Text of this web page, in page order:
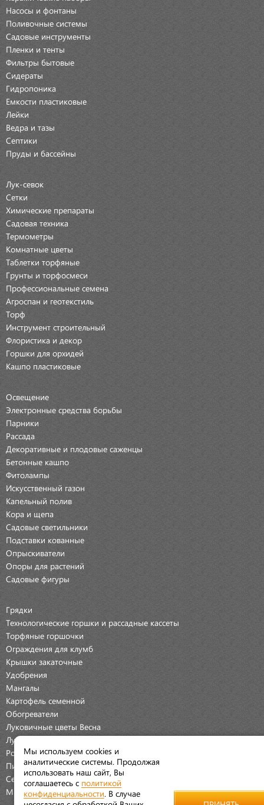
Насосы и фонтаны
Поливочные системы
Садовые инструменты
Пленки и тенты
Фильтры бытовые
Сидераты
Гидропоника
Емкости пластиковые
Лейки
Ведра и тазы
Септики
Пруды и бассейны
Лук-севок
Сетки
Химические препараты
Садовая техника
Термометры
Комнатные цветы
Таблетки торфяные
Грунты и торфосмеси
Профессиональные семена
Агроспан и геотекстиль
Торф
Инструмент строительный
Флористика и декор
Горшки для орхидей
Кашпо пластиковые
Освещение
Электронные средства борьбы
Парники
Рассада
Декоративные и плодовые саженцы
Бетонные кашпо
Фитолампы
Искусственный газон
Капельный полив
Кора и щепа
Садовые светильники
Подставки кованные
Опрыскиватели
Опоры для растений
Садовые фигуры
Грядки
Технологические горшки и рассадные кассеты
Торфяные горшочки
Ограждения для клумб
Крышки закаточные
Удобрения
Мангалы
Картофель семенной
Обогреватели
Луковичные цветы Весна
Луковичные цветы Осень
Розы
Пионы
Семена Овощей
Мраморная крошка
Мы используем cookies и
аналитические системы. Продолжая
использовать наш сайт, Вы
соглашаетесь с политикой
конфиденциальности . В случае
несогласия с обработкой Ваших ПРИНЯТЬ